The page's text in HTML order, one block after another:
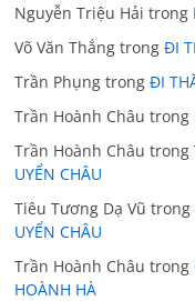
Nguyễn Triệu Hải trong
Võ Văn Thắng trongĐI
Trần Phụng trongĐI
Trần Hoành Châu trong
Trần Hoành Châu trong
UYỂN CHÂU
Tiêu Tương Dạ Vũ trong
UYỂN CHÂU
Trần Hoành Châu trong
HOÀNH HÀ